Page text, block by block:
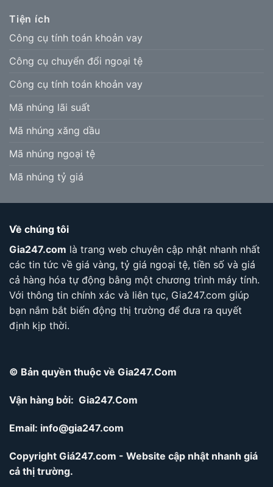
Tiện ích
Công cụ tính toán khoản vay
Công cụ chuyển đổi ngoại tệ
Công cụ tính toán khoản vay
Mã nhúng lãi suất
Mã nhúng xăng dầu
Mã nhúng ngoại tệ
Mã nhúng tỷ giá
Về chúng tôi
Gia247.com là trang web chuyên cập nhật nhanh nhất
các tin tức về giá vàng, tỷ giá ngoại tệ, tiền số và giá
cả hàng hóa tự động bằng một chương trình máy tính.
Với thông tin chính xác và liên tục, Gia247.com giúp
bạn nắm bắt biến động thị trường để đưa ra quyết
định kịp thời.
© Bản quyền thuộc về Gia247.Com
Vận hàng bởi: Gia247.Com
Email: info@gia247.com
Copyright Giá247.com - Website cập nhật nhanh giá
cả thị trường.